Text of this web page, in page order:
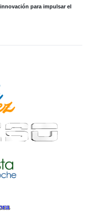
para impulsar el